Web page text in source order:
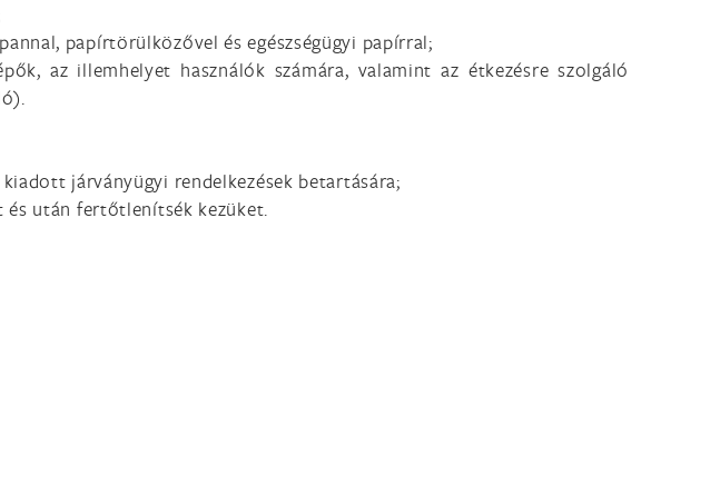
papírtörülközővel és egészségügyi papírral;
az illemhelyet használók számára, valamint az étkezésre szolgáló
járványügyi rendelkezések betartására;
után fertőtlenítsék kezüket.